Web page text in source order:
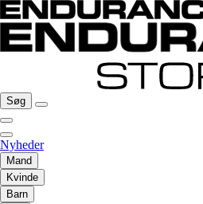
Søg
Nyheder
Mand
Kvinde
Barn